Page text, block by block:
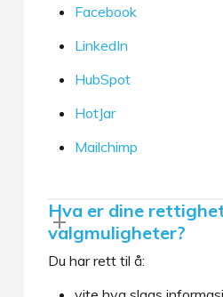
Facebook
LinkedIn
HubSpot
HotJar
Mailchimp
Hva er dine
valgmuligheter?
Du har rett til å: